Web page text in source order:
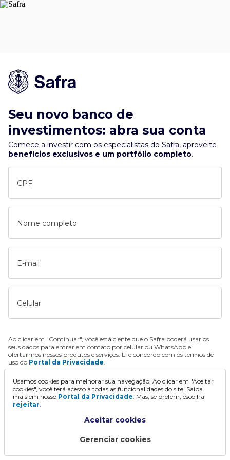
Seu novo banco de
investimentos: abra sua conta
Comece a investir com os especialistas do Safra, aproveite
benefícios exclusivos e um portfólio completo.
CPF
Nome completo
E-mail
Celular
Ao clicar em "Continuar", você está ciente que o Safra poderá usar os
seus dados para entrar em contato por celular ou WhatsApp e
ofertarmos nossos produtos e serviços. Li e concordo com os termos de
uso do Portal da Privacidade.
Continuar
Usamos cookies para melhorar sua navegação. Ao clicar em "Aceitar
cookies", você terá acesso a todas as funcionalidades do site. Saiba
mais em nosso Portal da Privacidade. Mas, se preferir, escolha
rejeitar.
Aceitar cookies
Gerenciar cookies